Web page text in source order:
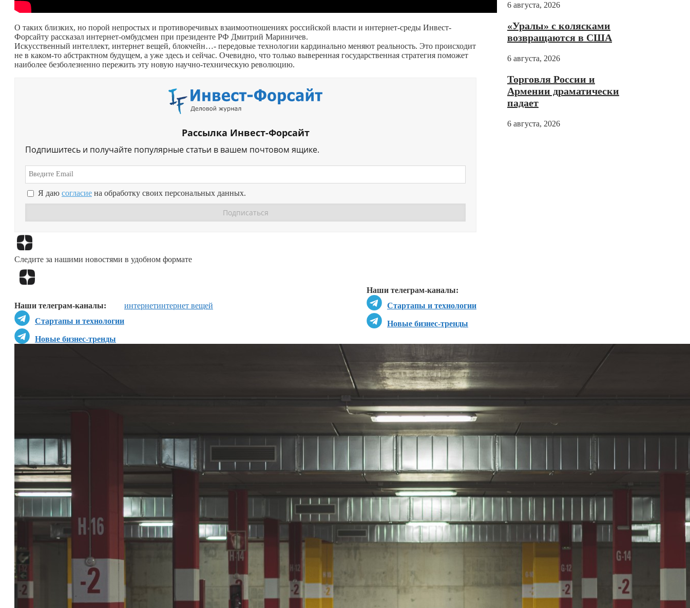
О таких близких, но порой непростых и противоречивых взаимоотношениях российской власти и интернет-среды Инвест-
Форсайту рассказал интернет-омбудсмен при президенте РФ Дмитрий Мариничев.
Искусственный интеллект, интернет вещей, блокчейн…- передовые технологии кардинально меняют реальность. Это происходит
не в каком-то абстрактном будущем, а уже здесь и сейчас. Очевидно, что только выверенная государственная стратегия поможет
наиболее безболезненно пережить эту новую научно-техническую революцию.
Рассылка Инвест-Форсайт
Подпишитесь и получайте популярные статьи в вашем почтовом ящике.
Я даю согласие на обработку своих персональных данных.
Следите за нашими новостями в удобном формате
Наши телеграм-каналы:
Стартапы и технологии
Новые бизнес-тренды
Наши телеграм-каналы:
Стартапы и технологии
Новые бизнес-тренды
интернетинтернет вещей
6 августа, 2026
«Уралы» с колясками
возвращаются в США
6 августа, 2026
Торговля России и
Армении драматически
падает
6 августа, 2026